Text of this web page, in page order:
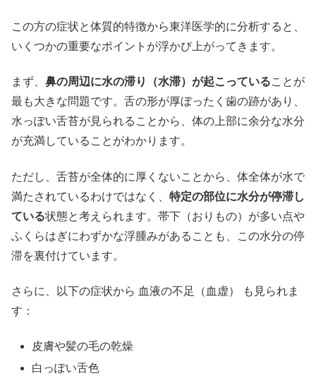
この方の症状と体質的特徴から東洋医学的に分析すると、
いくつかの重要なポイントが浮かび上がってきます。
まず、 鼻の周辺に水の滞り（水滞）が起こっていることが
最も大きな問題です。舌の形が厚ぼったく歯の跡があり、
水っぽい舌苔が見られることから、体の上部に余分な水分
が充満していることがわかります。
ただし、舌苔が全体的に厚くないことから、体全体が水で
満たされているわけではなく、 特定の部位に水分が停滞し
ている状態と考えられます。帯下（おりもの）が多い点や
ふくらはぎにわずかな浮腫みがあることも、この水分の停
滞を裏付けています。
さらに、以下の症状から 血液の不足（血虚） も見られま
す：
皮膚や髪の毛の乾燥
白っぽい舌色